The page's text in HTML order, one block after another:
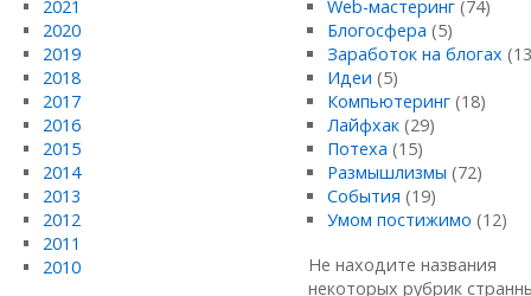
2021
2020
2019
2018
2017
2016
2015
2014
2013
2012
2011
2010
Web-мастеринг(74)
Блогосфера (5)
Заработок на блогах
Идеи (5)
Компьютеринг(18)
Лайфхак(29)
Потеха (15)
Размышлизмы (72)
События (19)
Умом постижимо (12)
Не находите названия
некоторых рубрик